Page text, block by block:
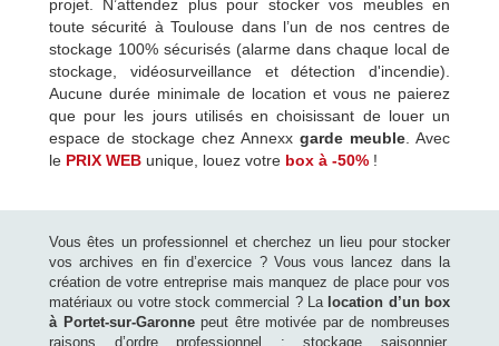
projet. N’attendez plus pour stocker vos meubles en
toute sécurité à Toulouse dans l’un de nos centres de
stockage 100% sécurisés (alarme dans chaque local de
stockage, vidéosurveillance et détection d'incendie).
Aucune durée minimale de location et vous ne paierez
que pour les jours utilisés en choisissant de louer un
espace de stockage chez Annexx garde meuble . Avec
le PRIX WEB unique, louez votre box à -50% !
Vous êtes un professionnel et cherchez un lieu pour stocker
vos archives en fin d’exercice ? Vous vous lancez dans la
création de votre entreprise mais manquez de place pour vos
matériaux ou votre stock commercial ? La location d’un box
à Portet-sur-Garonnepeut être motivée par de nombreuses
raisons d’ordre professionnel : stockage saisonnier,